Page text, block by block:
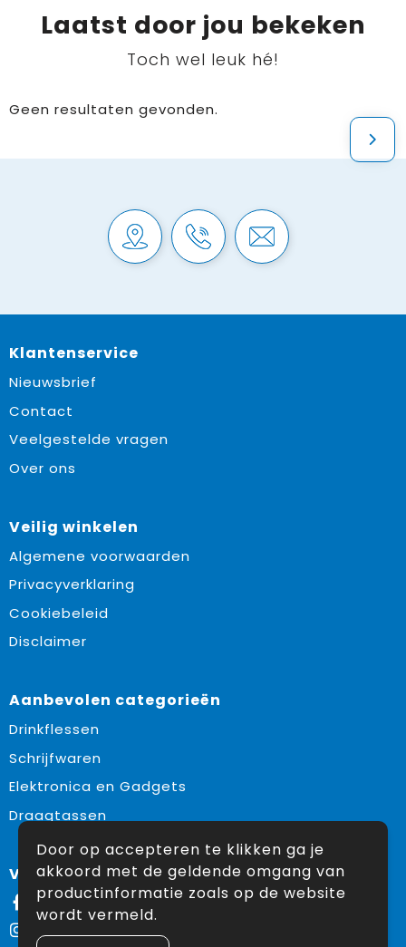
Laatst door jou bekeken
Toch wel leuk hé!
Geen resultaten gevonden.
Klantenservice
Nieuwsbrief
Contact
Veelgestelde vragen
Over ons
Veilig winkelen
Algemene voorwaarden
Privacyverklaring
Cookiebeleid
Disclaimer
Aanbevolen categorieën
Drinkflessen
Schrijfwaren
Elektronica en Gadgets
Draagtassen
Volg ons op:
Facebook
Instagram
Door op accepteren te klikken ga je
akkoord met de geldende omgang van
productinformatie zoals op de website
wordt vermeld.